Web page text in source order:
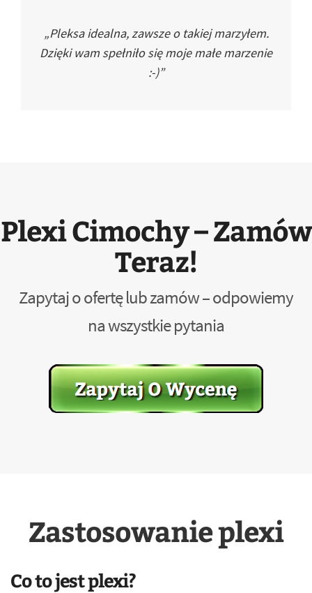
„Pleksa idealna, zawsze o takiej marzyłem.
Dzięki wam spełniło się moje małe marzenie
:-)”
Plexi Cimochy – Zamów
Teraz!
Zapytaj o ofertę lub zamów – odpowiemy
na wszystkie pytania
Zastosowanie plexi
Co to jest plexi?